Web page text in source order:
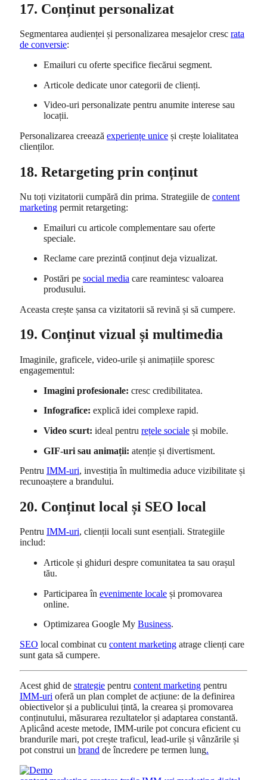
17. Conținut personalizat
Segmentarea audienței și personalizarea mesajelor cresc rata
de conversie:
Emailuri cu oferte specifice fiecărui segment.
Articole dedicate unor categorii de clienți.
Video-uri personalizate pentru anumite interese sau
locații.
Personalizarea creează experiențe unice și crește loialitatea
clienților.
18. Retargeting prin conținut
Nu toți vizitatorii cumpără din prima. Strategiile de content
marketing permit retargeting:
Emailuri cu articole complementare sau oferte
speciale.
Reclame care prezintă conținut deja vizualizat.
Postări pe social media care reamintesc valoarea
produsului.
Aceasta crește șansa ca vizitatorii să revină și să cumpere.
19. Conținut vizual și multimedia
Imaginile, graficele, video-urile și animațiile sporesc
engagementul:
Imagini profesionale: cresc credibilitatea.
Infografice: explică idei complexe rapid.
Video scurt: ideal pentru rețele sociale și mobile.
GIF-uri sau animații: atenție și divertisment.
Pentru IMM-uri, investiția în multimedia aduce vizibilitate și
recunoaștere a brandului.
20. Conținut local și SEO local
Pentru IMM-uri, clienții locali sunt esențiali. Strategiile
includ:
Articole și ghiduri despre comunitatea ta sau orașul
tău.
Participarea în evenimente locale și promovarea
online.
Optimizarea Google My Business.
SEO local combinat cu content marketing atrage clienți care
sunt gata să cumpere.
Acest ghid de strategie pentru content marketing pentru
IMM-uri oferă un plan complet de acțiune: de la definirea
obiectivelor și a publicului țintă, la crearea și promovarea
conținutului, măsurarea rezultatelor și adaptarea constantă.
Aplicând aceste metode, IMM-urile pot concura eficient cu
brandurile mari, pot crește traficul, lead-urile și vânzările și
pot construi un brand de încredere pe termen lung.